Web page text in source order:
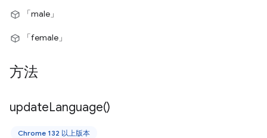
「male」
「female」
方法
updateLanguage()
Chrome 132 以上版本